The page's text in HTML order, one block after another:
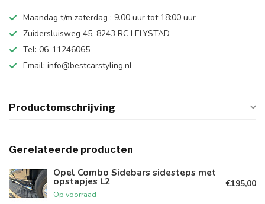
Maandag t/m zaterdag : 9.00 uur tot 18:00 uur
Zuidersluisweg 45, 8243 RC LELYSTAD
Tel: 06-11246065
Email: info@bestcarstyling.nl
Productomschrijving
Gerelateerde producten
Opel Combo Sidebars sidesteps met
opstapjes L2
Op voorraad
€195,00